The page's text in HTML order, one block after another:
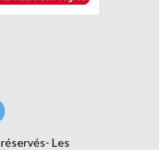
Les